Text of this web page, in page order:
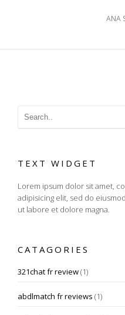
ANA
TEXT WIDGET
Lorem ipsum dolor sit amet,
adipisicing elit, sed do
ut labore et dolore magna.
CATAGORIES
321chat fr review(1)
abdlmatch fr reviews (1)